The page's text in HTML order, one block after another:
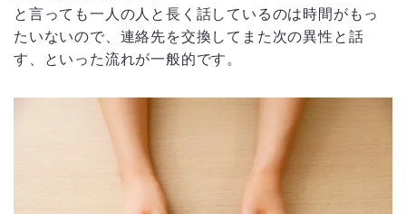
と言っても一人の人と長く話しているのは時間がもっ
たいないので、連絡先を交換してまた次の異性と話
す、といった流れが一般的です。